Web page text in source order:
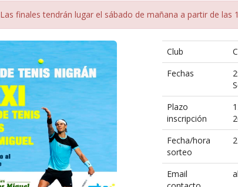
Las finales tendrán lugar el sábado de mañana a partir de las
Club
Fechas
Plazo
inscripción
Fecha/hora
sorteo
Email